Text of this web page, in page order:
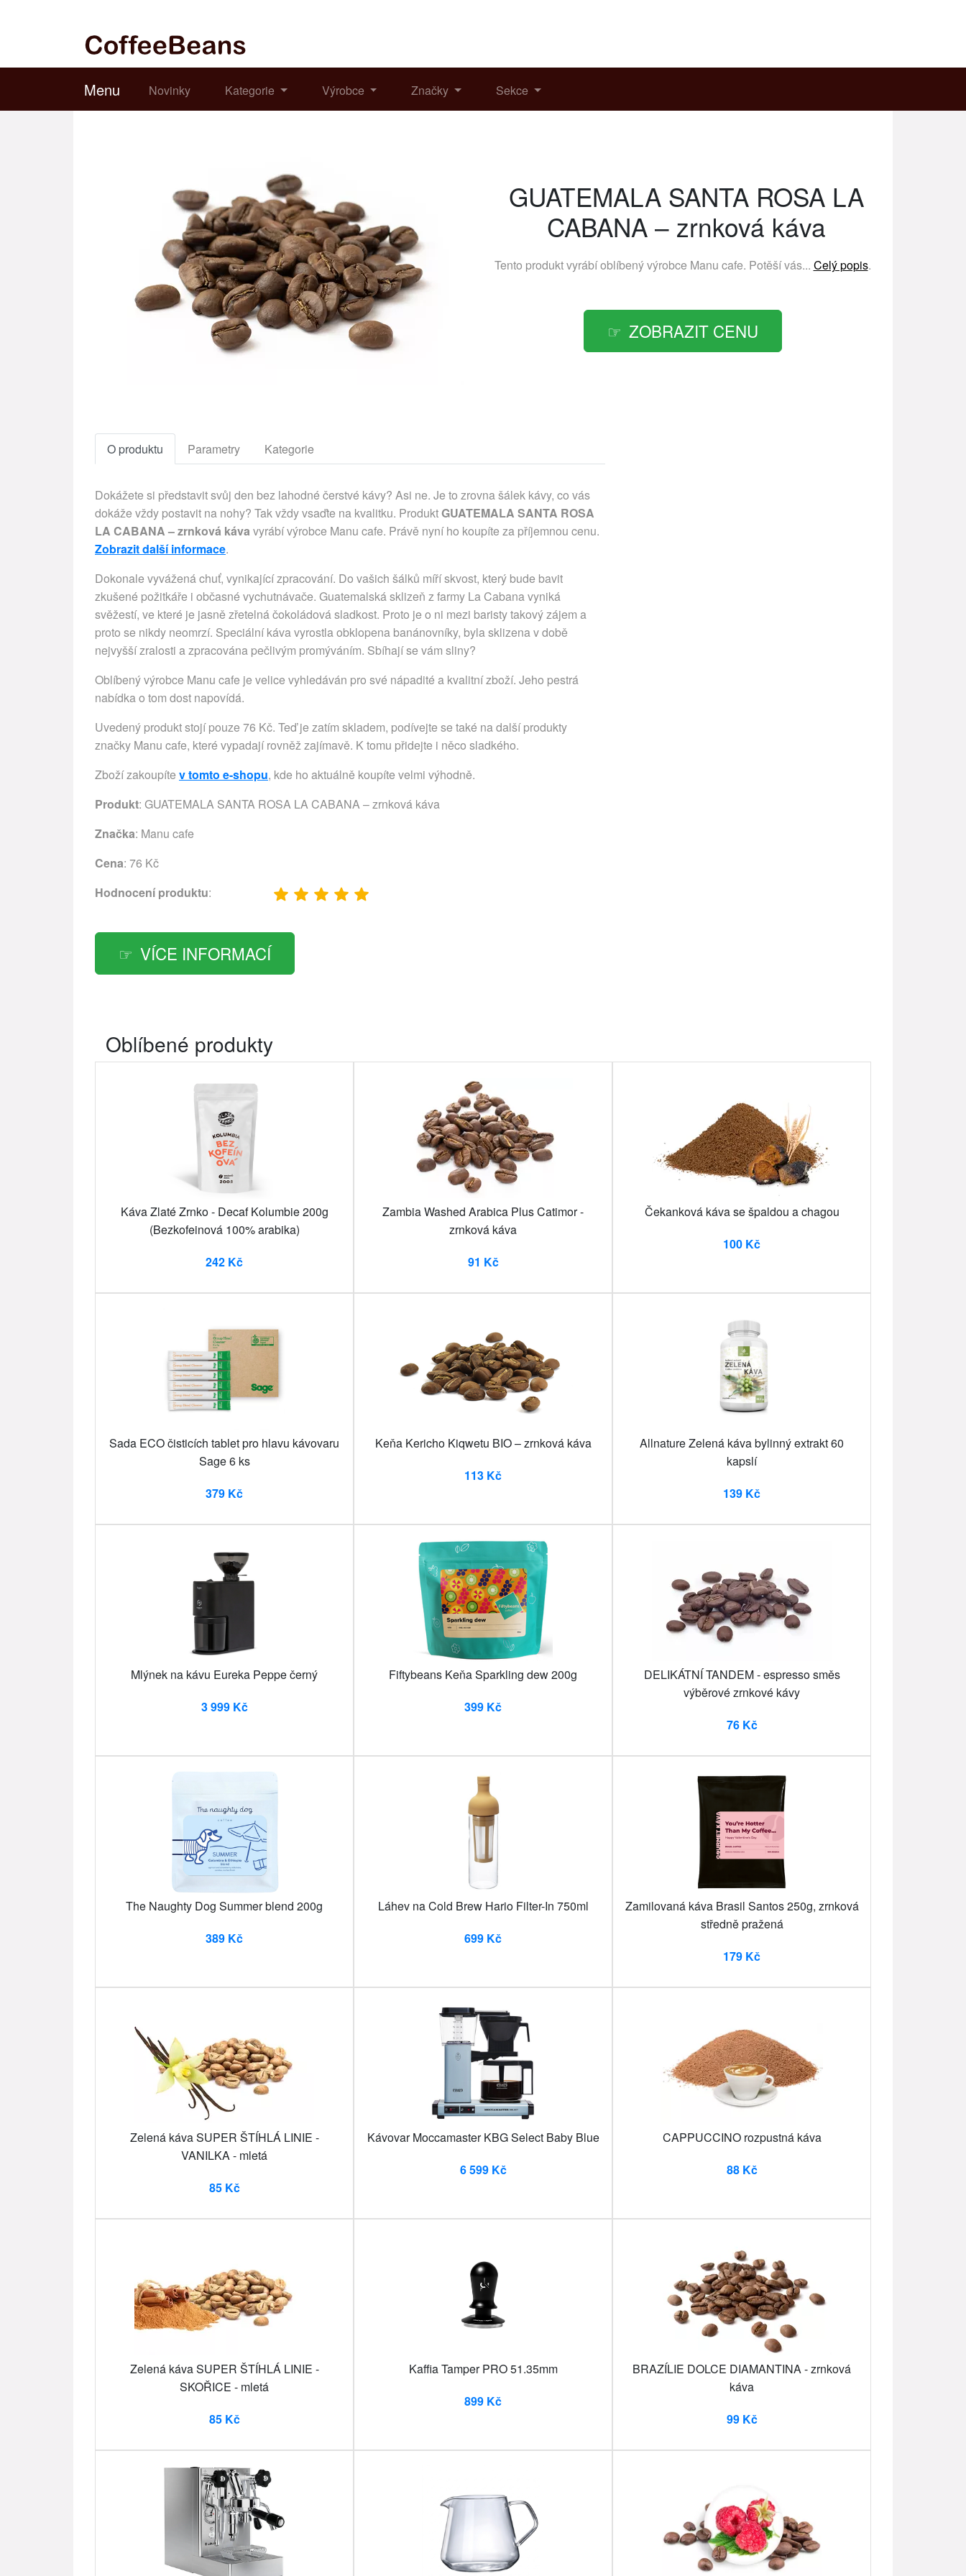
Menu Novinky Kategorie Výrobce Značky Sekce
GUATEMALA SANTA ROSA LA
CABANA – zrnková káva
Tento produkt vyrábí oblíbený výrobce Manu cafe. Potěší vás... Celý popis.
ZOBRAZIT CENU
O produktu Parametry Kategorie
Dokážete si představit svůj den bez lahodné čerstvé kávy? Asi ne. Je to zrovna šálek kávy, co vás
dokáže vždy postavit na nohy? Tak vždy vsaďte na kvalitku. ProduktGUATEMALA SANTA ROSA
LA CABANA – zrnková káva vyrábí výrobce Manu cafe. Právě nyní ho koupíte za příjemnou cenu.
Zobrazit další informace.
Dokonale vyvážená chuť, vynikající zpracování. Do vašich šálků míří skvost, který bude bavit
zkušené požitkáře i občasné vychutnávače. Guatemalská sklizeň z farmy La Cabana vyniká
svěžestí, ve které je jasně zřetelná čokoládová sladkost. Proto je o ni mezi baristy takový zájem a
proto se nikdy neomrzí. Speciální káva vyrostla obklopena banánovníky, byla sklizena v době
nejvyšší zralosti a zpracována pečlivým promýváním. Sbíhají se vám sliny?
Oblíbený výrobce Manu cafe je velice vyhledáván pro své nápadité a kvalitní zboží. Jeho pestrá
nabídka o tom dost napovídá.
Uvedený produkt stojí pouze 76 Kč. Teď je zatím skladem, podívejte se také na další produkty
značky Manu cafe, které vypadají rovněž zajímavě. K tomu přidejte i něco sladkého.
Zboží zakoupíte v tomto e-shopu, kde ho aktuálně koupíte velmi výhodně.
Produkt: GUATEMALA SANTA ROSA LA CABANA – zrnková káva
Značka: Manu cafe
Cena: 76 Kč
Hodnocení produktu:
VÍCE INFORMACÍ
Oblíbené produkty
Káva Zlaté Zrnko - Decaf Kolumbie 200g
(Bezkofeinová 100% arabika)
242 Kč
Zambia Washed Arabica Plus Catimor -
zrnková káva
91 Kč
Čekanková káva se špaldou a chagou
100 Kč
Sada ECO čisticích tablet pro hlavu kávovaru
Sage 6 ks
379 Kč
Keňa Kericho Kiqwetu BIO – zrnková káva
113 Kč
Allnature Zelená káva bylinný extrakt 60
kapslí
139 Kč
Mlýnek na kávu Eureka Peppe černý
3 999 Kč
Fiftybeans Keňa Sparkling dew 200g
399 Kč
DELIKÁTNÍ TANDEM - espresso směs
výběrové zrnkové kávy
76 Kč
The Naughty Dog Summer blend 200g
389 Kč
Láhev na Cold Brew Hario Filter-In 750ml
699 Kč
Zamilovaná káva Brasil Santos 250g, zrnková
středně pražená
179 Kč
Zelená káva SUPER ŠTÍHLÁ LINIE -
VANILKA - mletá
85 Kč
Kávovar Moccamaster KBG Select Baby Blue
6 599 Kč
CAPPUCCINO rozpustná káva
88 Kč
Zelená káva SUPER ŠTÍHLÁ LINIE -
SKOŘICE - mletá
85 Kč
Kaffia Tamper PRO 51.35mm
899 Kč
BRAZÍLIE DOLCE DIAMANTINA - zrnková
káva
99 Kč